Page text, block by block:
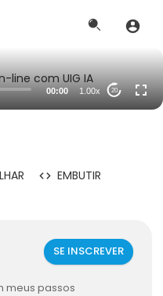
line com UIG IA
00:00 1.00x 20
EMBUTIR
SE INSCREVER
meus passos